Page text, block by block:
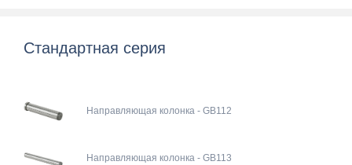
Стандартная серия
Направляющая колонка - GB112
Направляющая колонка - GB113